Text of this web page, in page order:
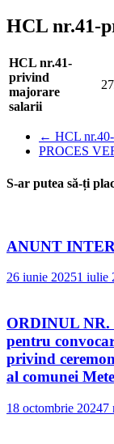
HCL nr.41-
HCL nr.41-
privind
majorare
salarii
← HCL
PROCES
S-ar putea să-ți
ANUNT
26 iunie 20251 iulie
ORDINUL NR.
pentru
privind
al comunei
18 octombrie 20247